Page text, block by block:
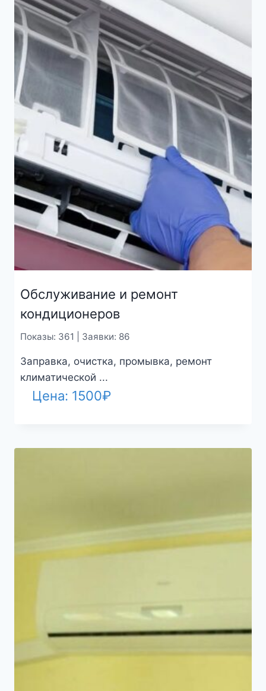
Обслуживание и ремонт
кондиционеров
Показы: 361 | Заявки: 86
Заправка, очистка, промывка, ремонт
климатической ...
Цена: 1500₽